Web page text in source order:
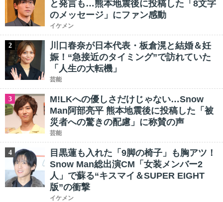
と発言も…熊本地震後に投稿した「8文字
のメッセージ」にファン感動
イケメン
2
川口春奈が日本代表・板倉滉と結婚＆妊
娠！“急接近のタイミング”で訪れていた
「人生の大転機」
芸能
3
M!LKへの優しさだけじゃない…Snow
Man阿部亮平 熊本地震後に投稿した「被
災者への驚きの配慮」に称賛の声
芸能
4
目黒蓮も入れた「9脚の椅子」も胸アツ！
Snow Man総出演CM「女装メンバー2
人」で蘇る“キスマイ＆SUPER EIGHT
版”の衝撃
イケメン